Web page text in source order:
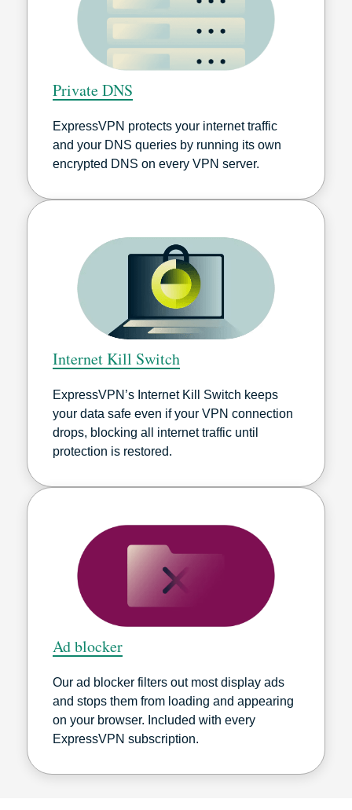
Private DNS
ExpressVPN protects your internet traffic
and your DNS queries by running its own
encrypted DNS on every VPN server.
Internet Kill Switch
ExpressVPN’s Internet Kill Switch keeps
your data safe even if your VPN connection
drops, blocking all internet traffic until
protection is restored.
Ad blocker
Our ad blocker filters out most display ads
and stops them from loading and appearing
on your browser. Included with every
ExpressVPN subscription.